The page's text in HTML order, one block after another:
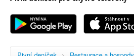
Registrace